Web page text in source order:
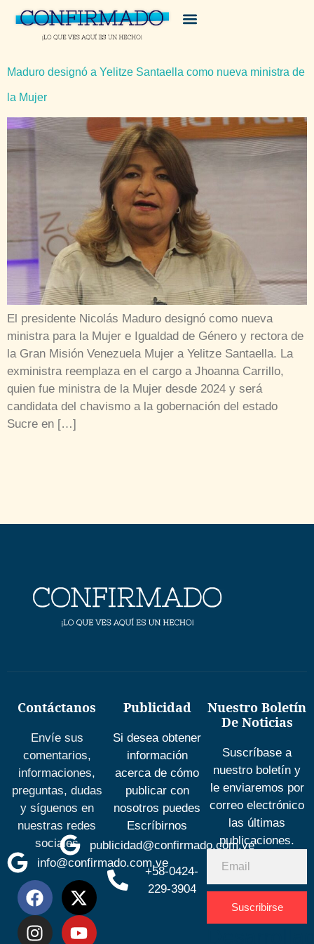
Maduro designó a Yelitze Santaella como nueva ministra de
la Mujer
El presidente Nicolás Maduro designó como nueva
ministra para la Mujer e Igualdad de Género y rectora de
la Gran Misión Venezuela Mujer a Yelitze Santaella. La
exministra reemplaza en el cargo a Jhoanna Carrillo,
quien fue ministra de la Mujer desde 2024 y será
candidata del chavismo a la gobernación del estado
Sucre en […]
Contáctanos
Envíe sus
comentarios,
informaciones,
preguntas, dudas
y síguenos en
nuestras redes
sociales
info@confirmado.com.ve
Publicidad
Si desea obtener
información
acerca de cómo
publicar con
nosotros puedes
Escríbirnos
publicidad@confirmado.com.ve
+58-0424-
229-3904
Nuestro Boletín
De Noticias
Suscríbase a
nuestro boletín y
le enviaremos por
correo electrónico
las últimas
publicaciones.
Suscribirse